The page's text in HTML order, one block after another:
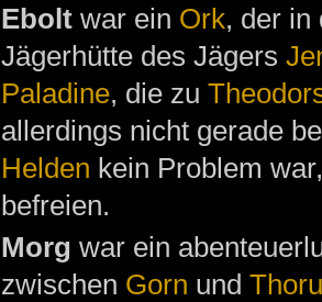
Ebolt war ein Ork, der
Jägerhütte des Jägers
Paladine, die zu
allerdings nicht gerade
Helden kein Problem
befreien.
Morg war ein
zwischen Gorn und